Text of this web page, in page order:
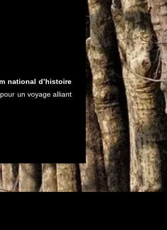
national d’histoire
, pour un voyage alliant